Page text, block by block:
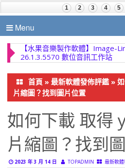
Menu
【水果音樂製作軟體】Image-
26.1.3.5570 數位音訊工作站
首頁 » 最新軟體發佈評鑑 »
片縮圖？找到圖片位置
如何下載 取得
片縮圖？找到
2023 年 3 月 14 日 TOPADMIN 最新軟